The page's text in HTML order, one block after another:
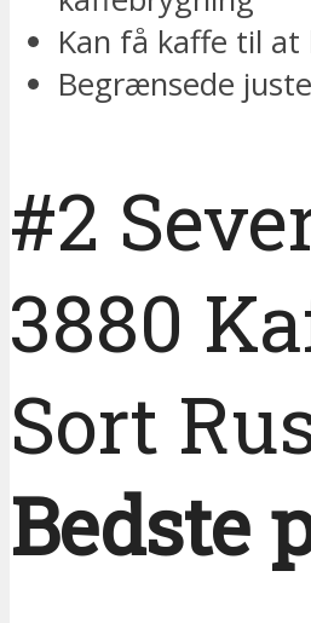
Kan få kaffe til
Begrænsede
#2
3880
Sort
Bedste